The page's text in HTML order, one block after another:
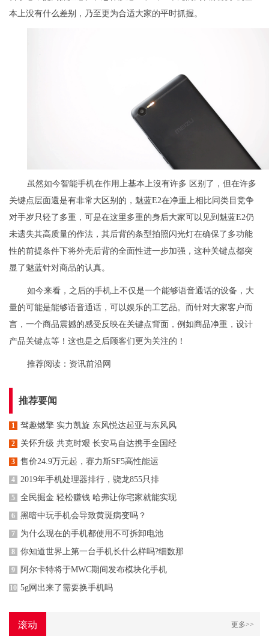
本上没有什么差别，乃至更为合适大家的平时抓握。
虽然如今智能手机在作用上基本上沒有许多 区别了，但在许多
关键点层面還是有非常大区别的，魅蓝E2在净重上相比同类目竞争
对手岁只轻了多重，可是在这里多重的身后大家可以见到魅蓝E2仍
未遗失其高质量的作法，其后背的条型拍照闪光灯在确保了多功能
性的前提条件下将外壳后背的全面性进一步加强，这种关键点都突
显了魅蓝针对商品的认真。
如今来看，之后的手机上不仅是一个能够语音通话的设备，大
量的可能是能够语音通话，可以娱乐的工艺品。而针对大家客户而
言，一个商品震撼的感受反映在关键点背面，例如商品净重，设计
产品关键点等！这也是之后顾客们更为关注的！
推荐阅读： 资讯前沿网
推荐要闻
1 驾趣燃擎 实力凯旋 东风悦达起亚与东风风
2 关怀升级 共克时艰 长安马自达携手全国经
3 售价24.9万元起，赛力斯SF5高性能运
4 2019年手机处理器排行，骁龙855只排
5 全民掘金 轻松赚钱 哈弗让你宅家就能实现
6 黑暗中玩手机会导致黄斑病变吗？
7 为什么现在的手机都使用不可拆卸电池
8 你知道世界上第一台手机长什么样吗?细数那
9 阿尔卡特将于MWC期间发布模块化手机
10 5g网出来了需要换手机吗
滚动 更多>>